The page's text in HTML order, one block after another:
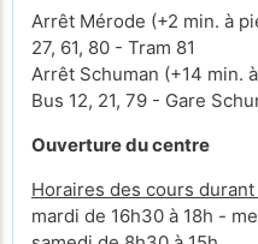
Arrêt Mérode (+2 min. à
27, 61, 80 - Tram 81
Arrêt Schuman (+14 min.
Bus 12, 21, 79 - Gare
Ouverture du centre
Horaires des cours
mardi de 16h30 à 18h -